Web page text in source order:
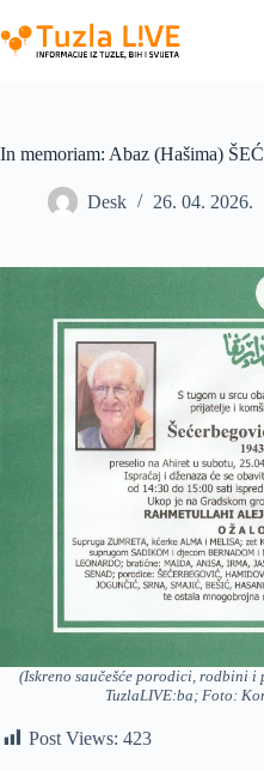
to
content
In memoriam: Abaz (Hašima)
Desk 26. 04. 2026.
(Iskreno saučešće porodici, rodbini
TuzlaLIVE:ba; Foto:
Post Views: 423